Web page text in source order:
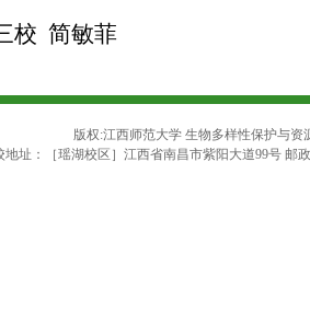
校 简敏菲
版权:江西师范大学 生物多样性保护与
地址：［瑶湖校区］江西省南昌市紫阳大道99号 邮